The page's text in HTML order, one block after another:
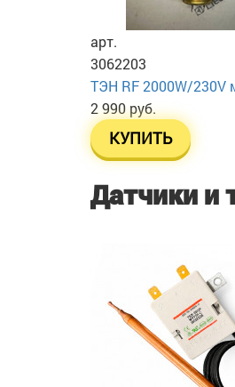
арт.
3062203
ТЭН RF 2000W/230V
2 990 руб.
КУПИТЬ
Датчики и